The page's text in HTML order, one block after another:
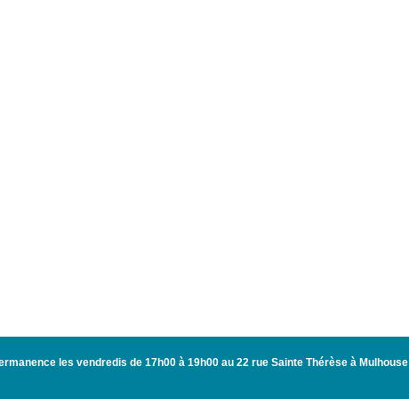
les vendredis de 17h00 à 19h00 au 22 rue Sainte Thérèse à Mulhouse